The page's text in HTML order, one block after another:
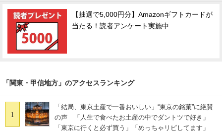
【抽選で5,000円分】Amazonギフトカードが
当たる！読者アンケート実施中
「関東・甲信地方」のアクセスランキング
1
「結局、東京土産で一番おいしい」“東京の銘菓”に絶賛
の声 「人生で食べたお土産の中でダントツで好き」
「東京に行くと必ず買う」「めっちゃリピしてます」